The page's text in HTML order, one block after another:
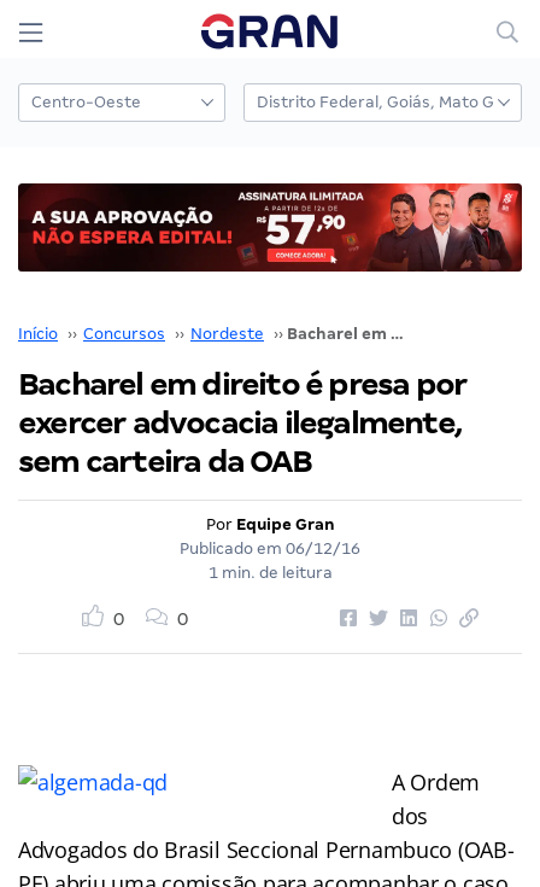
Início ›› Concursos ›› Nordeste ›› Bacharel em direito é presa por exercer advocacia ilegalmente, sem carteira da OAB
Bacharel em direito é presa por
exercer advocacia ilegalmente,
sem carteira da OAB
Por Equipe Gran
Publicado em 06/12/16
1 min. de leitura
0 0
A Ordem
dos
Advogados do Brasil Seccional Pernambuco (OAB-